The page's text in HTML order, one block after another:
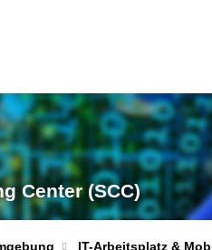
Center (SCC)
IT-Arbeitsplatz &